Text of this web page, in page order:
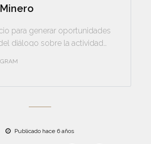
para generar oportunidades
diálogo sobre la actividad
Publicado hace 6 años